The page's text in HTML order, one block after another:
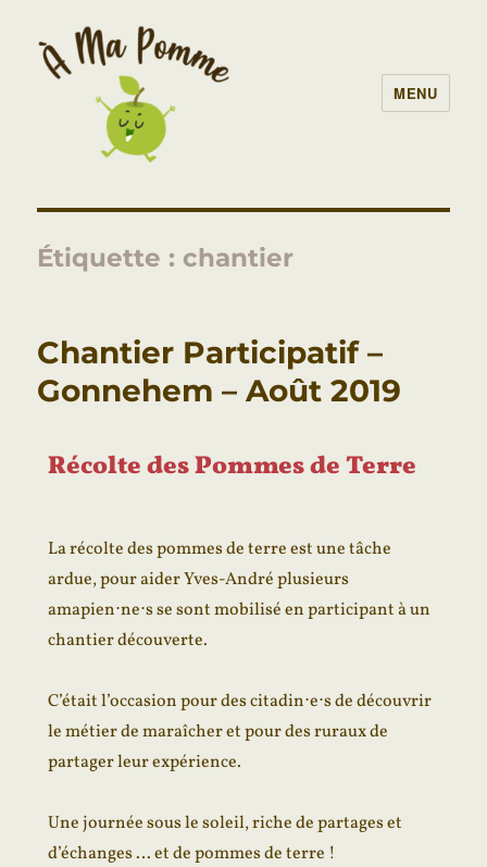
MENU
Étiquette : chantier
Chantier Participatif –
Gonnehem – Août 2019
Récolte des Pommes de Terre
La récolte des pommes de terre est une tâche
ardue, pour aider Yves-André plusieurs
amapien⋅ne⋅s se sont mobilisé en participant à un
chantier découverte.
C’était l’occasion pour des citadin⋅e⋅s de découvrir
le métier de maraîcher et pour des ruraux de
partager leur expérience.
Une journée sous le soleil, riche de partages et
d’échanges … et de pommes de terre !